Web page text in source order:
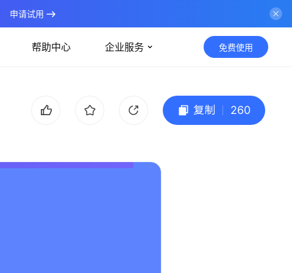
申请试用
帮助中心 企业服务 免费使用
复制 260